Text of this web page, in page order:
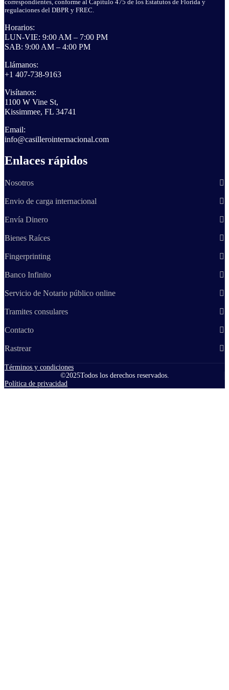
correspondientes, conforme al Capítulo 475 de los Estatutos de Florida y
regulaciones del DBPR y FREC.
Horarios:
LUN-VIE: 9:00 AM – 7:00 PM
SAB: 9:00 AM – 4:00 PM
Llámanos:
+1 407-738-9163
Visítanos:
1100 W Vine St,
Kissimmee, FL 34741
Email:
info@casillerointernacional.com
Enlaces rápidos
Nosotros
Envio de carga internacional
Envía Dinero
Bienes Raíces
Fingerprinting
Banco Infinito
Servicio de Notario público online
Tramites consulares
Contacto
Rastrear
Términos y condiciones
©2025Todos los derechos reservados.
Política de privacidad